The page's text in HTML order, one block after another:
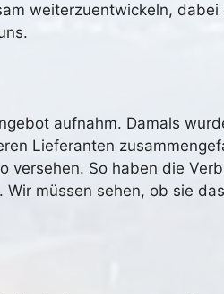
weiterzuentwickeln,
aufnahm. Damals
Lieferanten
versehen. So haben die
müssen sehen, ob sie